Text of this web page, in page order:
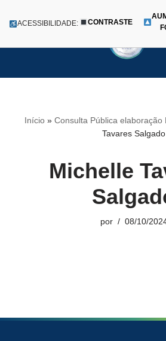
para
ACESSIBILIDADE: CONTRASTE
Início » Consulta Pública elaboração
Tavares Salgado
Michelle
por 08/10/